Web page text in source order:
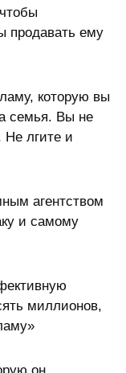
продавать ему
которую вы
семья. Вы не
Не лгите и
агентством
и самому
миллионов,